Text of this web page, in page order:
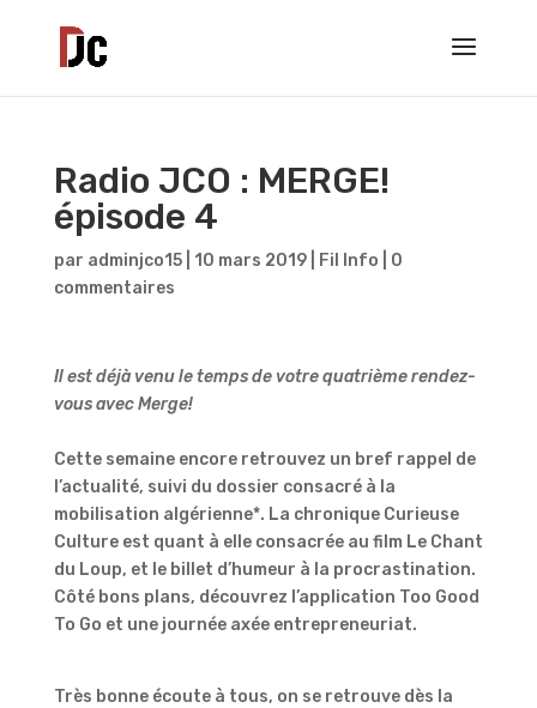
Radio JCO : MERGE!
épisode 4
par adminjco15| 10 mars 2019| Fil Info
0
commentaires
Il est déjà venu le temps de votre quatrième rendez-
vous avec Merge!
Cette semaine encore retrouvez un bref rappel de
l’actualité, suivi du dossier consacré à la
mobilisation algérienne*. La chronique Curieuse
Culture est quant à elle consacrée au film Le Chant
du Loup, et le billet d’humeur à la procrastination.
Côté bons plans, découvrez l’application Too Good
To Go et une journée axée entrepreneuriat.
Très bonne écoute à tous, on se retrouve dès la